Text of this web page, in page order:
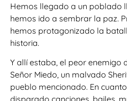
Hemos llegado a un poblado
hemos ido a sembrar la paz.
hemos protagonizado la
historia.
Y allí estaba, el peor enemigo
Señor Miedo, un malvado
pueblo mencionado. En